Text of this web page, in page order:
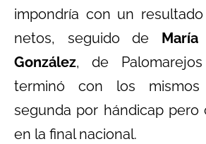
impondría con un
netos, seguido de
González, de
terminó con los mismos
segunda por hándicap
en la final nacional.